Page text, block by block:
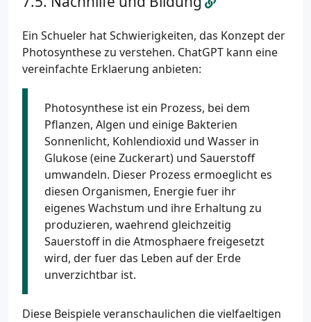
Ein Schueler hat Schwierigkeiten, das Konzept der
Photosynthese zu verstehen. ChatGPT kann eine
vereinfachte Erklaerung anbieten:
Photosynthese ist ein Prozess, bei dem
Pflanzen, Algen und einige Bakterien
Sonnenlicht, Kohlendioxid und Wasser in
Glukose (eine Zuckerart) und Sauerstoff
umwandeln. Dieser Prozess ermoeglicht es
diesen Organismen, Energie fuer ihr
eigenes Wachstum und ihre Erhaltung zu
produzieren, waehrend gleichzeitig
Sauerstoff in die Atmosphaere freigesetzt
wird, der fuer das Leben auf der Erde
unverzichtbar ist.
Diese Beispiele veranschaulichen die vielfaeltigen